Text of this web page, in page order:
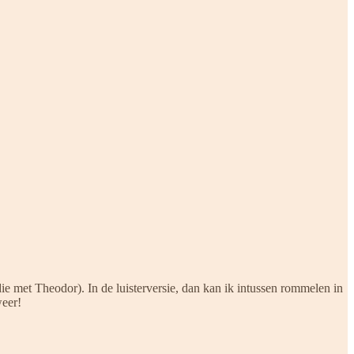
met Theodor). In de luisterversie, dan kan ik intussen rommelen in